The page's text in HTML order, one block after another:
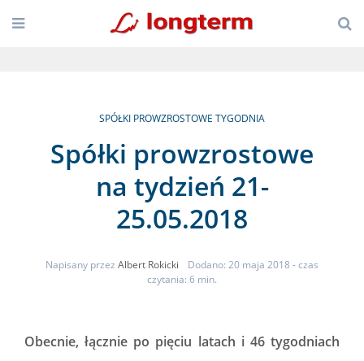
SPÓŁKI PROWZROSTOWE TYGODNIA
Spółki prowzrostowe
na tydzień 21-
25.05.2018
Napisany przez Albert Rokicki Dodano: 20 maja 2018 - czas
czytania: 6 min.
Obecnie, łącznie po pięciu latach i 46 tygodniach